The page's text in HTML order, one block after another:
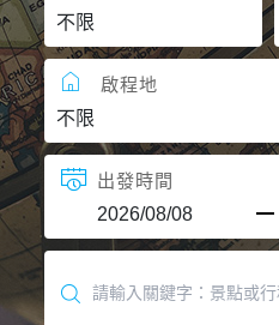
熱門韓國
超夯日本
悠遊美加
遊輪河輪
世界臻旅
啟程地
出發時間